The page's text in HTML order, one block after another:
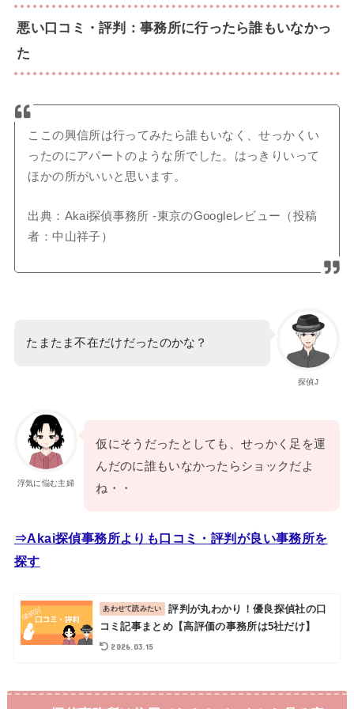
悪い口コミ・評判：事務所に行ったら誰もいなかっ
た
ここの興信所は行ってみたら誰もいなく、せっかくい
ったのにアパートのような所でした。はっきりいって
ほかの所がいいと思います。
出典：Akai探偵事務所 -東京のGoogleレビュー（投稿
者：中山祥子）
探偵J
たまたま不在だけだったのかな？
浮気に悩む主婦
仮にそうだったとしても、せっかく足を運
んだのに誰もいなかったらショックだよ
ね・・
⇒Akai探偵事務所よりも口コミ・評判が良い事務所を
探す
評判が丸わかり！優良探偵社の口
コミ記事まとめ【高評価の事務所は5社だけ】
2026.03.15